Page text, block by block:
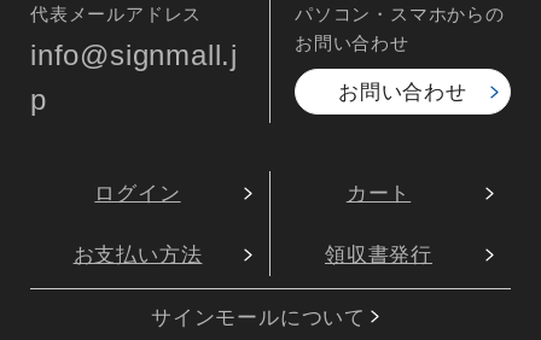
代表メールアドレス
info@signmall.j
p
パソコン・スマホからの
お問い合わせ
お問い合わせ
ログイン カート
お支払い方法 領収書発行
サインモールについて